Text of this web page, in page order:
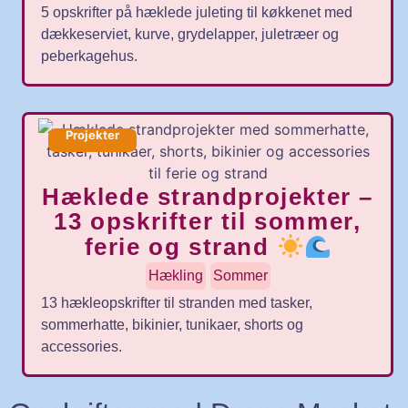
5 opskrifter på hæklede juleting til køkkenet med
dækkeserviet, kurve, grydelapper, juletræer og
peberkagehus.
Projekter
Hæklede strandprojekter –
13 opskrifter til sommer,
ferie og strand
Hækling
Sommer
13 hækleopskrifter til stranden med tasker,
sommerhatte, bikinier, tunikaer, shorts og
accessories.